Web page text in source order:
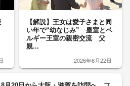
【解説】王女は愛子さまと同
い年で“幼なじみ” 皇室とベ
ルギー王室の親密交流 父
親...
2026年6月22日